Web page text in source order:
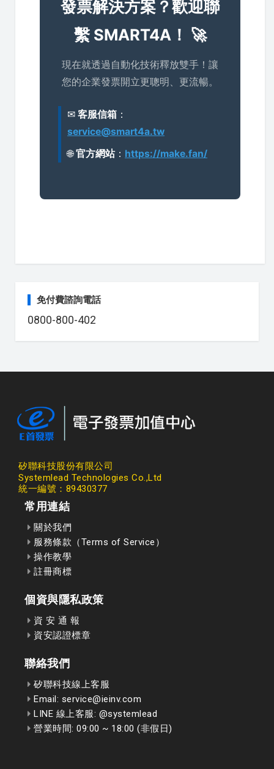
發票解決方案？歡迎聯
繫 SMART4A！ 🚀
現在就透過自動化技術釋放雙手！讓
您的企業發票開立更聰明、更流暢。
✉ 客服信箱 ：
service@smart4a.tw
🌐官方網站： https://make.fan/
免付費諮詢電話
0800-800-402
矽聯科技股份有限公司
Systemlead Technologies Co.,Ltd
統一編號：89430377
常用連結
關於我們
服務條款（Terms of Service）
操作教學
註冊商標
個資與隱私政策
資 安 通 報
資安認證標章
聯絡我們
矽聯科技線上客服
Email: service@ieinv.com
LINE 線上客服: @systemlead
營業時間: 09:00 ~ 18:00 (非假日)